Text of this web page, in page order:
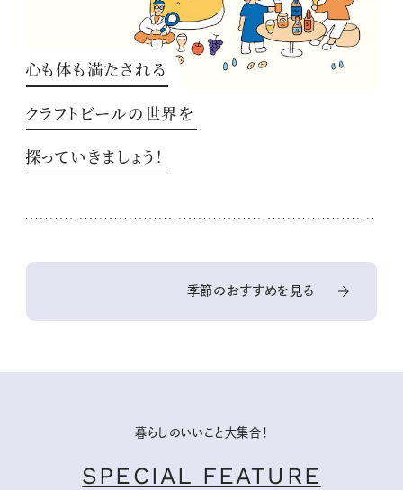
心も体も満たされる
クラフトビールの世界を
探っていきましょう！
季節のおすすめを見る
暮らしのいいこと大集合！
SPECIAL FEATURE